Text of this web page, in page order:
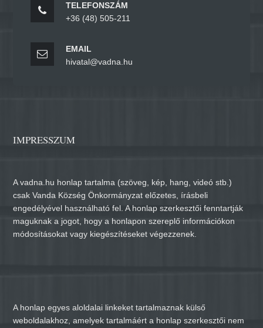
TELEFONSZÁM
+36 (48) 505-211
EMAIL
hivatal@vadna.hu
IMPRESSZUM
A vadna.hu honlap tartalma (szöveg, kép, hang, videó stb.)
csak Vanda Község Önkormányzat előzetes, írásbeli
engedélyével használható fel. A honlap szerkesztői fenntartják
maguknak a jogot, hogy a honlapon szereplő információkon
módosításokat vagy kiegészítéseket végezzenek.
A honlap egyes aloldalai linkeket tartalmaznak külső
weboldalakhoz, amelyek tartalmáért a honlap szerkesztői nem